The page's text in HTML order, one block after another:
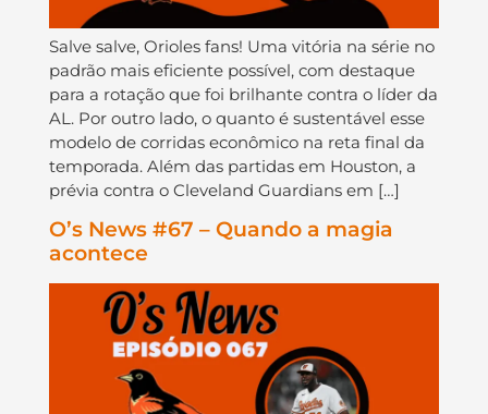
Salve salve, Orioles fans! Uma vitória na série no
padrão mais eficiente possível, com destaque
para a rotação que foi brilhante contra o líder da
AL. Por outro lado, o quanto é sustentável esse
modelo de corridas econômico na reta final da
temporada. Além das partidas em Houston, a
prévia contra o Cleveland Guardians em […]
O’s News #67 – Quando a magia
acontece